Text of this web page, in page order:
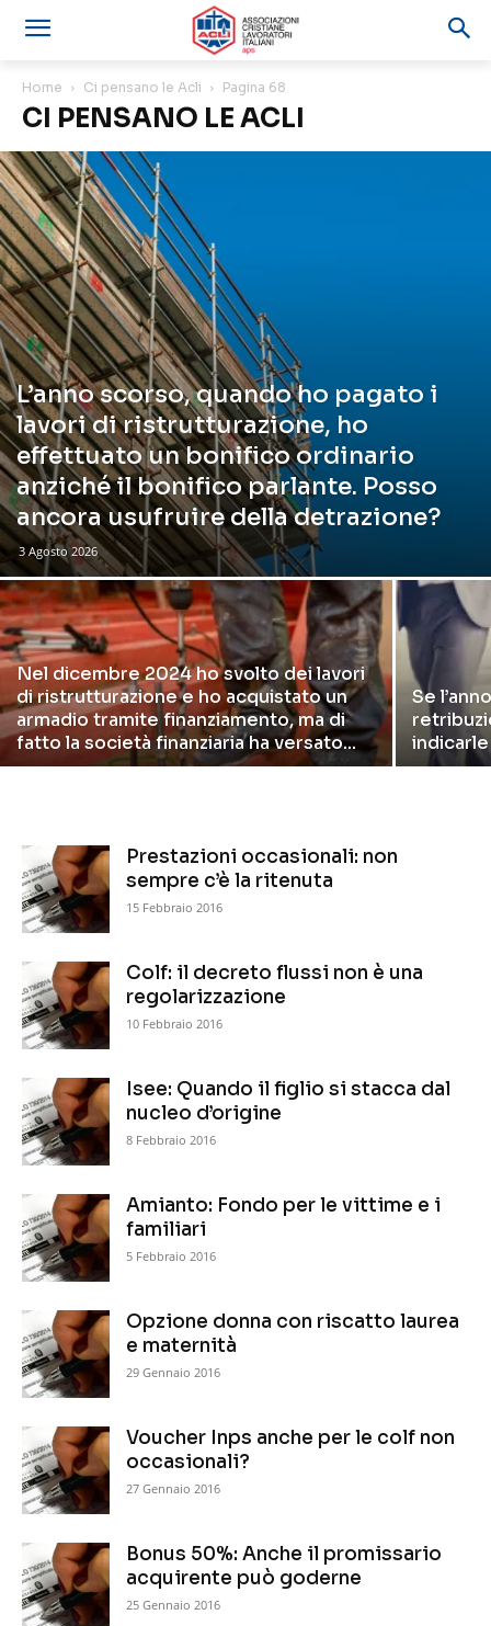
Home Ci pensano le Acli Pagina 68
CI PENSANO LE ACLI
L’anno scorso, quando ho pagato i
lavori di ristrutturazione, ho
effettuato un bonifico ordinario
anziché il bonifico parlante. Posso
ancora usufruire della detrazione?
3 Agosto 2026
Nel dicembre 2024 ho svolto dei lavori
di ristrutturazione e ho acquistato un
armadio tramite finanziamento, ma di
fatto la società finanziaria ha versato...
Se
Prestazioni occasionali: non
sempre c’è la ritenuta
15 Febbraio 2016
Colf: il decreto flussi non è una
regolarizzazione
10 Febbraio 2016
Isee: Quando il figlio si stacca dal
nucleo d’origine
8 Febbraio 2016
Amianto: Fondo per le vittime e i
familiari
5 Febbraio 2016
Opzione donna con riscatto laurea
e maternità
29 Gennaio 2016
Voucher Inps anche per le colf non
occasionali?
27 Gennaio 2016
Bonus 50%: Anche il promissario
acquirente può goderne
25 Gennaio 2016